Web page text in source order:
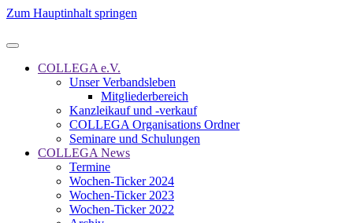
Zum Hauptinhalt springen
COLLEGA e.V.
Unser Verbandsleben
Mitgliederbereich
Kanzleikauf und -verkauf
COLLEGA Organisations Ordner
Seminare und Schulungen
COLLEGA News
Termine
Wochen-Ticker 2024
Wochen-Ticker 2023
Wochen-Ticker 2022